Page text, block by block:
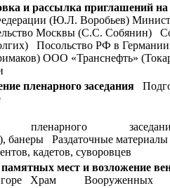
и рассылка приглашений
(Ю.Л. Воробьев)
Москвы (С.С.
Посольство РФ в Германии
ООО «Транснефть»
пленарного заседания
заседания.
банеры Раздаточные
кадетов, суворовцев
памятных мест и возложение
горе Храм